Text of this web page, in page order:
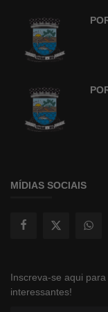
MÍDIAS SOCIAIS
Inscreva-se aqui
interessantes!